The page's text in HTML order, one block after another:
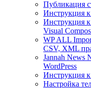
Публикация
Инструкция
Инструкция
Visual
WP ALL
CSV, XML
Jannah News
WordPress
Инструкция
Настройка